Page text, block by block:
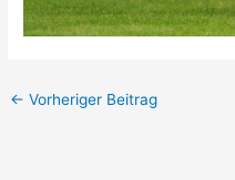
← Vorheriger Beitrag